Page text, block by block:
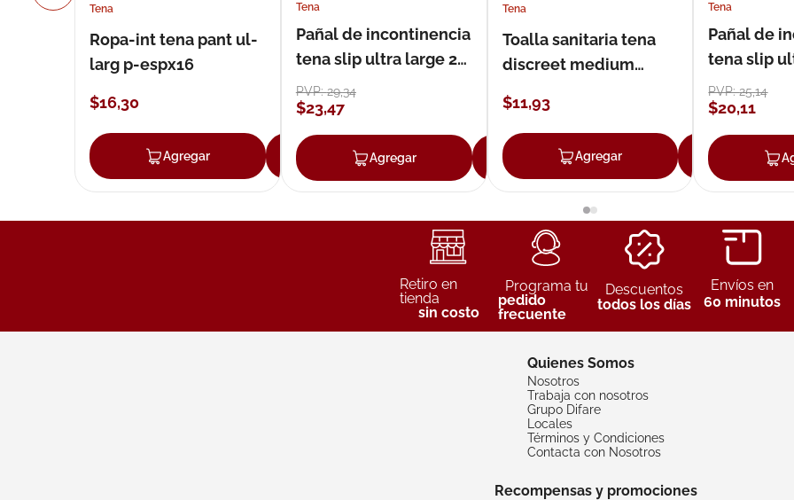
Tena
Ropa-int tena pant ul-
larg p-espx16
$16,30
Agregar Agregar
Tena
Pañal de incontinencia
tena slip ultra large 21
unidades
PVP:29,34
$23,47
Agregar Agregar
Tena
Toalla sanitaria tena
discreet medium
$11,93
Agregar
Tena
Pañal de
tena slip
21 unidades
PVP:25,14
$20,11
Retiro en
tienda
sin costo
Programa tu
pedido
frecuente
Descuentos
todos los días
Envíos en
60 minutos
Quienes Somos
Nosotros
Trabaja con nosotros
Grupo Difare
Locales
Términos y Condiciones
Contacta con Nosotros
Recompensas y promociones